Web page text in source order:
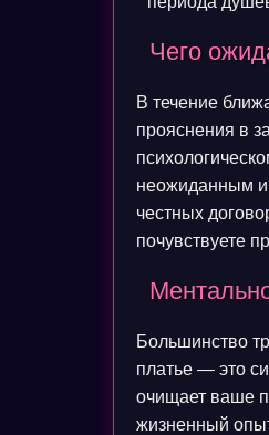
Чего
В течение
прояснения в
неожиданным и
честных
почувствуете
Большинство
платье — это
очищает ваше
жизненный